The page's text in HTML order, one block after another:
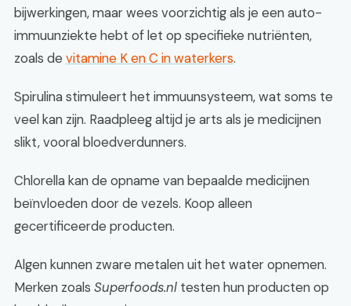
bijwerkingen, maar wees voorzichtig als je een auto-
immuunziekte hebt of let op specifieke nutriënten,
zoals de vitamine K en C in waterkers.
Spirulina stimuleert het immuunsysteem, wat soms te
veel kan zijn. Raadpleeg altijd je arts als je medicijnen
slikt, vooral bloedverdunners.
Chlorella kan de opname van bepaalde medicijnen
beïnvloeden door de vezels. Koop alleen
gecertificeerde producten.
Algen kunnen zware metalen uit het water opnemen.
Merken zoals Superfoods.nl testen hun producten op